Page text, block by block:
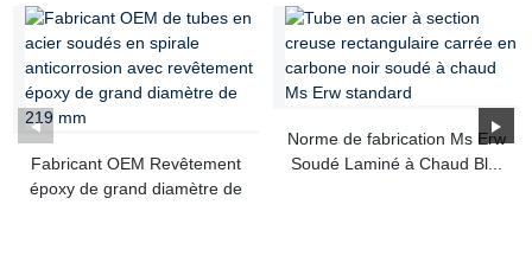
Fabricant OEM Revêtement
époxy de grand diamètre de
Norme de fabrication Ms Erw
Soudé Laminé à Chaud Bl...